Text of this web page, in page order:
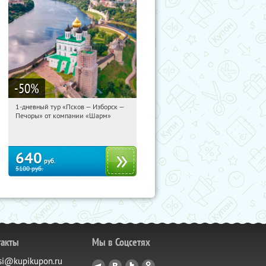
-50%
04:41:51 Купили:12
1-дневный тур «Псков — Изборск —
Печоры» от компании «Шарм»
640 руб.
5100руб.
Мы в Соцсетях